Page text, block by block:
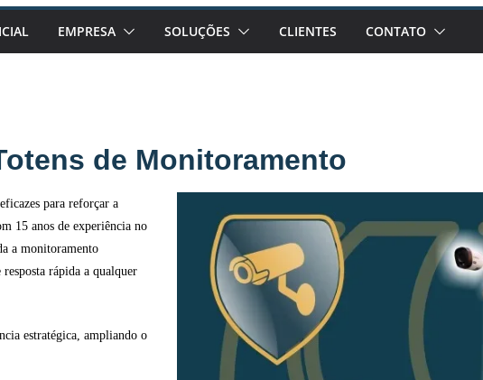
EMPRESA SOLUÇÕES CLIENTES CONTATO
de Monitoramento
para reforçar a
15 anos de experiência no
a monitoramento
rápida a qualquer
estratégica, ampliando o